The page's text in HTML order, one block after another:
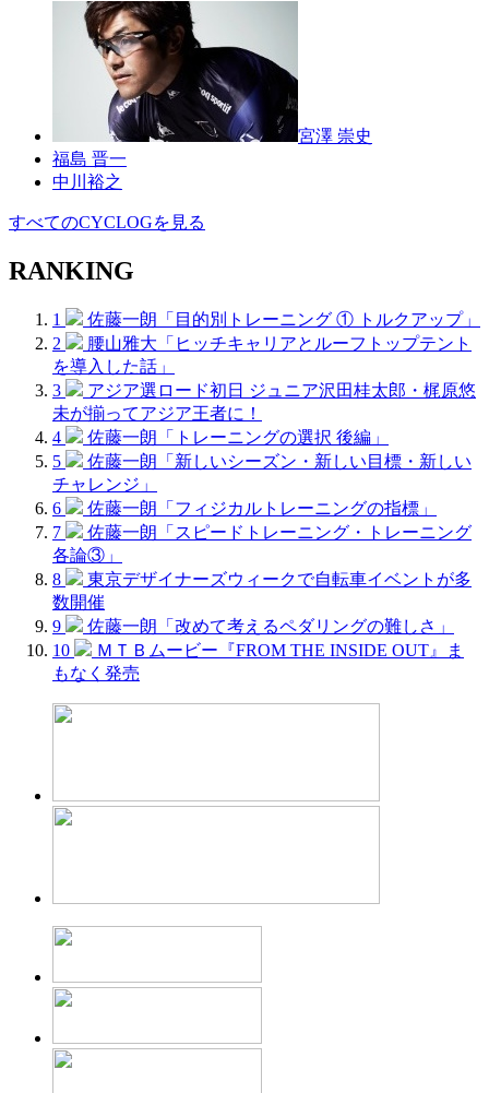
宮澤 崇史
福島 晋一
中川裕之
すべてのCYCLOGを見る
RANKING
1
佐藤一朗「目的別トレーニング ① トルクアップ」
2
腰山雅大「ヒッチキャリアとルーフトップテント
を導入した話」
3
アジア選ロード初日 ジュニア沢田桂太郎・梶原悠
未が揃ってアジア王者に！
4
佐藤一朗「トレーニングの選択 後編」
5
佐藤一朗「新しいシーズン・新しい目標・新しい
チャレンジ」
6
佐藤一朗「フィジカルトレーニングの指標」
7
佐藤一朗「スピードトレーニング・トレーニング
各論③」
8
東京デザイナーズウィークで自転車イベントが多
数開催
9
佐藤一朗「改めて考えるペダリングの難しさ」
10
ＭＴＢムービー『FROM THE INSIDE OUT』ま
もなく発売